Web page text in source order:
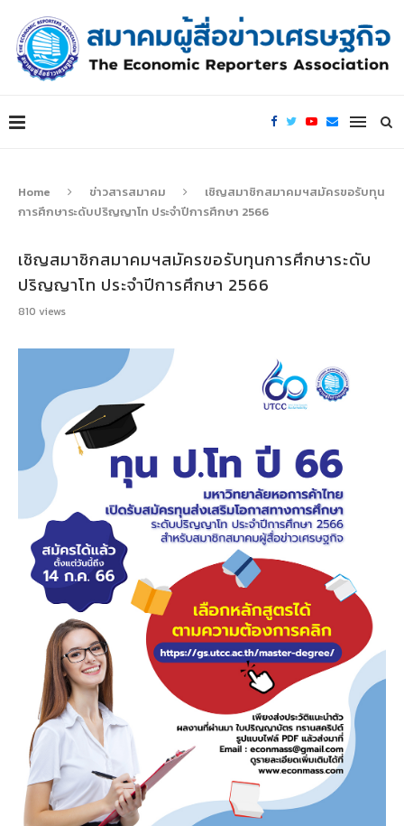
Home ข่าวสารสมาคม
เชิญสมาชิกสมาคมฯสมัครขอรับทุน
การศึกษาระดับปริญญาโท ประจำปีการศึกษา 2566
เชิญสมาชิกสมาคมฯสมัครขอรับทุนการศึกษาระดับ
ปริญญาโท ประจำปีการศึกษา 2566
810 views